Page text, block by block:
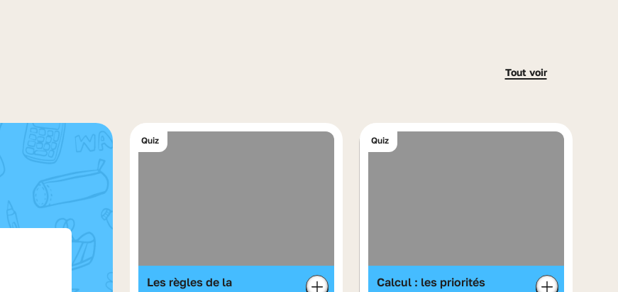
Quiz
Les règles de la
Quiz
Calcul : les priorités
Tout voir